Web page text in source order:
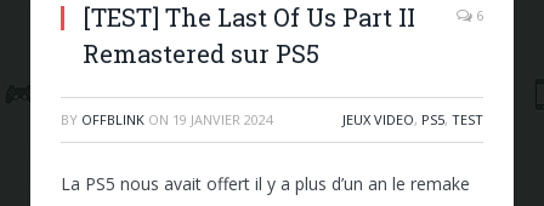
[TEST] The Last Of Us Part II
Remastered sur PS5
6
BY OFFBLINK ON 19 JANVIER 2024 JEUX VIDEO, PS5, TEST
La PS5 nous avait offert il y a plus d’un an le remake